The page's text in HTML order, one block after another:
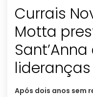
Currais
Motta
Após dois anos sem